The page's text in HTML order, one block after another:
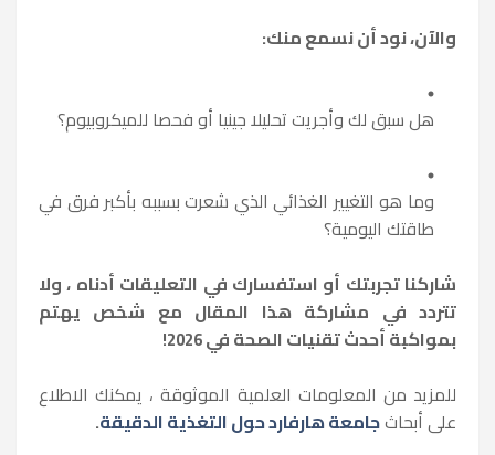
والآن، نود أن نسمع منك:
هل سبق لك وأجريت تحليلا جينيا أو فحصا للميكروبيوم؟
وما هو التغيير الغذائي الذي شعرت بسببه بأكبر فرق في
طاقتك اليومية؟
شاركنا تجربتك أو استفسارك في التعليقات أدناه ، ولا
تتردد في مشاركة هذا المقال مع شخص يهتم
بمواكبة أحدث تقنيات الصحة في
للمزيد من المعلومات العلمية الموثوقة ، يمكنك الاطلاع
على أبحاثجامعة هارفارد حول التغذية الدقيقة.